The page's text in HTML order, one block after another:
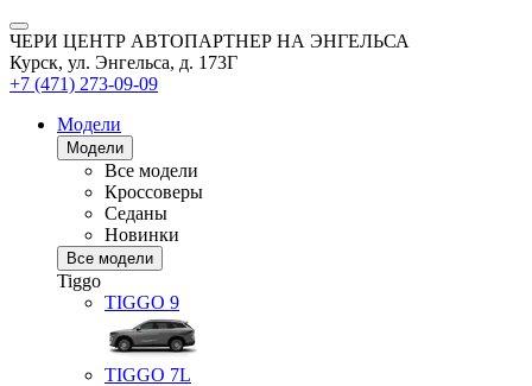
ЧЕРИ ЦЕНТР АВТОПАРТНЕР НА ЭНГЕЛЬСА
Курск, ул. Энгельса, д. 173Г
+7 (471) 273-09-09
Модели
Модели
Все модели
Кроссоверы
Седаны
Новинки
Все модели
Tiggo
TIGGO 9
TIGGO 7L